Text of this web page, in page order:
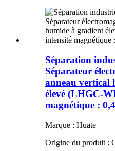
Séparation
Séparateur
anneau vertical
élevé (LHGC-
magnétique :
Marque : Huate
Origine du produit :